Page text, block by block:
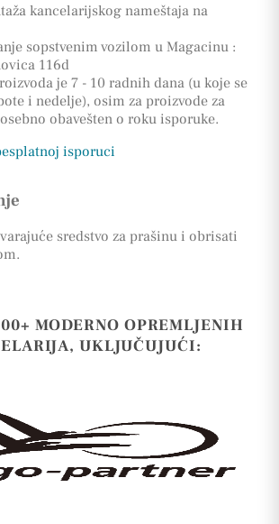
kancelarijskog nameštaja na
sopstvenim vozilom u Magacinu :
116d
je 7 - 10 radnih dana (u koje se
i nedelje), osim za proizvode za
obavešten o roku isporuke.
isporuci
sredstvo za prašinu i obrisati
MODERNO OPREMLJENIH
UKLJUČUJUĆI: